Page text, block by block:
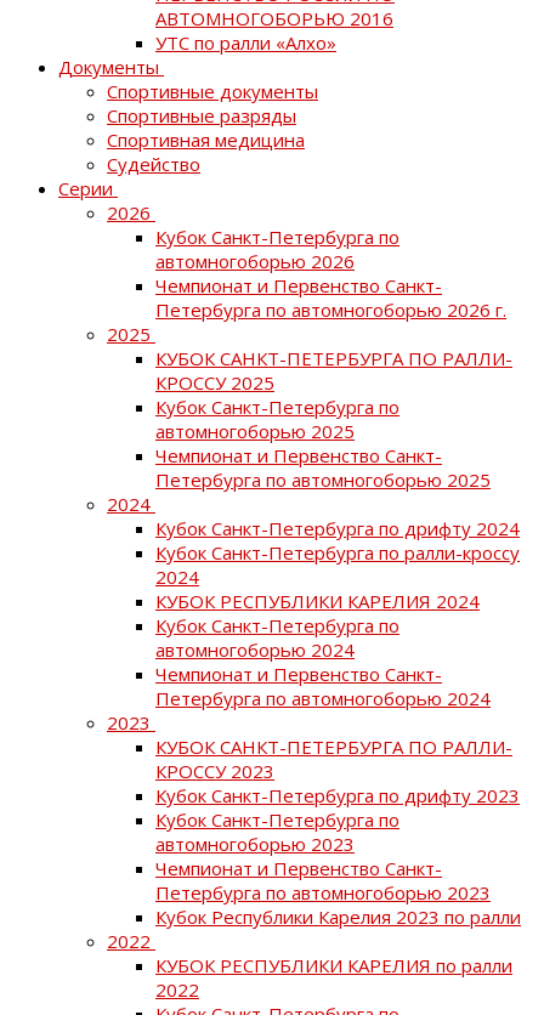
АВТОМНОГОБОРЬЮ 2016
УТС по ралли «Алхо»
Документы
Спортивные документы
Спортивные разряды
Спортивная медицина
Судейство
Серии
2026
Кубок Санкт-Петербурга по
автомногоборью 2026
Чемпионат и Первенство Санкт-
Петербурга по автомногоборью 2026 г.
2025
КУБОК САНКТ-ПЕТЕРБУРГА ПО РАЛЛИ-
КРОССУ 2025
Кубок Санкт-Петербурга по
автомногоборью 2025
Чемпионат и Первенство Санкт-
Петербурга по автомногоборью 2025
2024
Кубок Санкт-Петербурга по дрифту 2024
Кубок Санкт-Петербурга по ралли-кроссу
2024
КУБОК РЕСПУБЛИКИ КАРЕЛИЯ 2024
Кубок Санкт-Петербурга по
автомногоборью 2024
Чемпионат и Первенство Санкт-
Петербурга по автомногоборью 2024
2023
КУБОК САНКТ-ПЕТЕРБУРГА ПО РАЛЛИ-
КРОССУ 2023
Кубок Санкт-Петербурга по дрифту 2023
Кубок Санкт-Петербурга по
автомногоборью 2023
Чемпионат и Первенство Санкт-
Петербурга по автомногоборью 2023
Кубок Республики Карелия 2023 по ралли
2022
КУБОК РЕСПУБЛИКИ КАРЕЛИЯ по ралли
2022